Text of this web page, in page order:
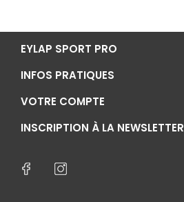
EYLAP SPORT PRO
INFOS PRATIQUES
VOTRE COMPTE
INSCRIPTION À LA NEWSLETTER